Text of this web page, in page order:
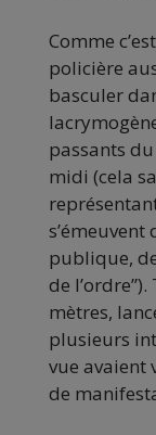
Comme
policière
basculer
passants
midi (cela
publique,
de
mètres,
plusieurs
vue avaient
de